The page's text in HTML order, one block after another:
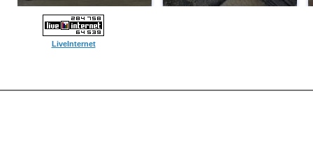
LiveInternet